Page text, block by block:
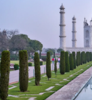
Auslagern von
INFRASTRUKTUR
Remote
Nahtlose
WACHSTUMSPHASE
Agile HR- und
Unternehmen
Mittelstand
vergrößern
Informationen zu
LERNEN MIT
Forschung und
Deutsch
Español
Italiano